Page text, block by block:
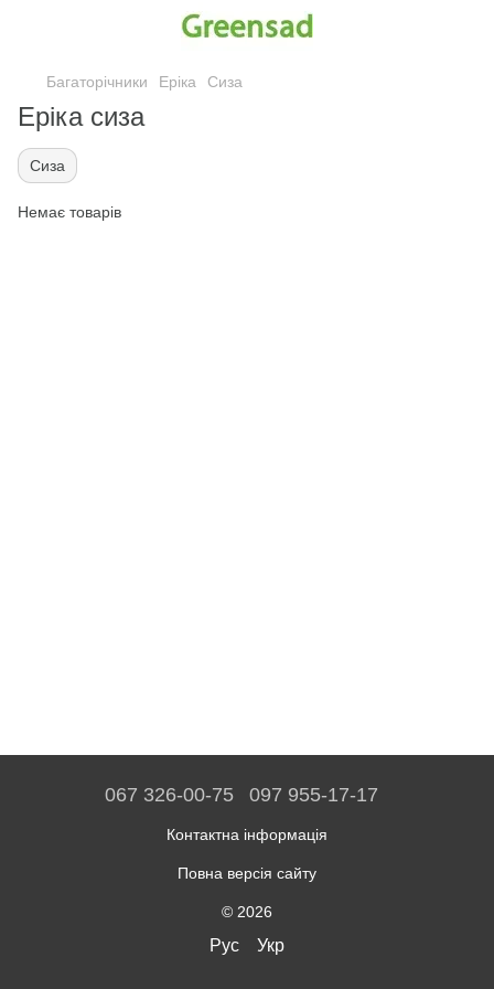
Багаторічники Еріка Сиза
Еріка сиза
Сиза
Немає товарів
067 326-00-75 097 955-17-17
Контактна інформація
Повна версія сайту
© 2026
Рус Укр